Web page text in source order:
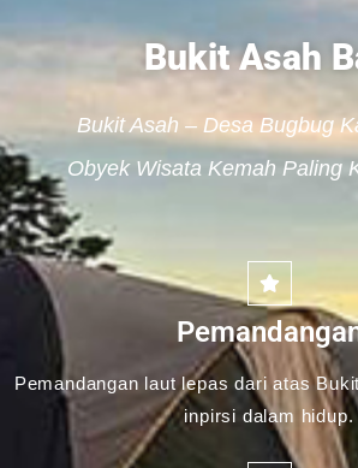
Bukit Asah
Bukit Asah – Desa Bugbug
Obyek Wisata Kemah Paling
Pemandangan laut lepas dari atas
inpirsi dalam hidup.